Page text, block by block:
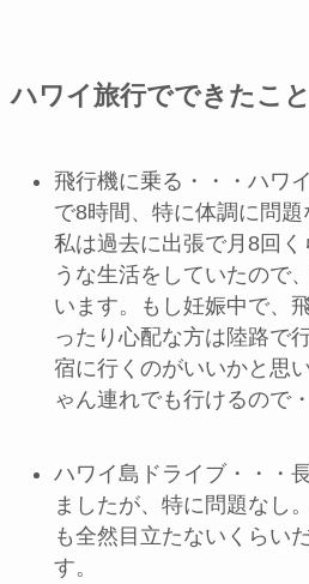
ハワイ旅行でできたこと
飛行機に乗る・・・ハワ
で8時間、特に体調に問
私は過去に出張で月8回く
うな生活をしていたので
います。もし妊娠中で、
ったり心配な方は陸路で
宿に行くのがいいかと思
ゃん連れでも行けるので
ハワイ島ドライブ・・・
ましたが、特に問題なし
も全然目立たないくらい
す。